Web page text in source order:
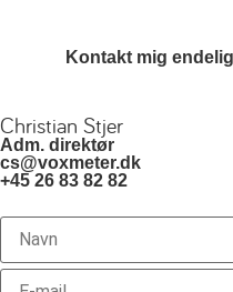
Kontakt mig
Christian Stjer
Adm. direktør
cs@voxmeter.dk
+45 26 83 82 82